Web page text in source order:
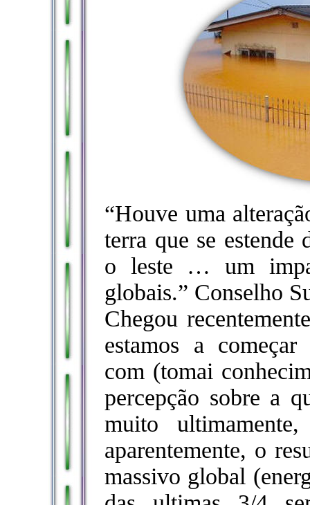
“Houve uma
terra que se estende
o leste … um
globais.” Conselho
Chegou
estamos a
com (tomai
percepção sobre a
muito
aparentemente, o
massivo global